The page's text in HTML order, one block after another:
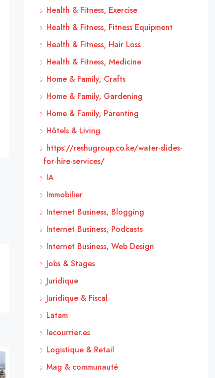
Health & Fitness, Exercise
Health & Fitness, Fitness Equipment
Health & Fitness, Hair Loss
Health & Fitness, Medicine
Home & Family, Crafts
Home & Family, Gardening
Home & Family, Parenting
Hôtels & Living
https://reshugroup.co.ke/water-slides-
for-hire-services/
IA
Immobilier
Internet Business, Blogging
Internet Business, Podcasts
Internet Business, Web Design
Jobs & Stages
Juridique
Juridique & Fiscal
Latam
lecourrier.es
Logistique & Retail
Mag & communauté